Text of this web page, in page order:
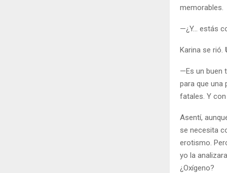
memorables.
—¿Y… estás
Karina se rió.
—Es un buen
para que una
fatales. Y
Asentí,
se necesita
erotismo.
yo la
¿Oxígeno?